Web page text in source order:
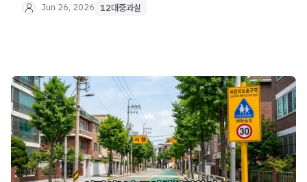
확인하세요.
Jun 26, 2026 12대중과실